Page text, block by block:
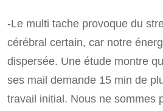
-Le multi tache provoque du
cérébral certain, car notre
dispersée. Une étude montre
ses mail demande 15 min de
travail initial. Nous ne sommes